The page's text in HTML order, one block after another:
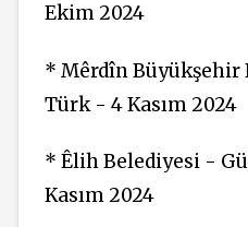
Ekim 2024
* Mêrdîn
Türk - 4 Kasım 2024
* Êlih Belediyesi -
Kasım 2024